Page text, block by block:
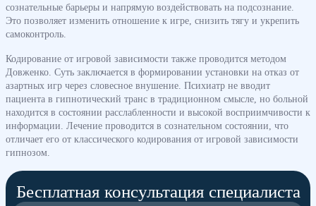
сознательные барьеры и напрямую воздействовать на подсознание.
Это позволяет изменить отношение к игре, снизить тягу и укрепить
самоконтроль.
Кодирование от игровой зависимости также проводится методом
Довженко. Суть заключается в формировании установки на отказ от
азартных игр через словесное внушение. Психиатр не вводит
пациента в гипнотический транс в традиционном смысле, но больной
находится в состоянии расслабленности и высокой восприимчивости к
информации. Лечение проводится в сознательном состоянии, что
отличает его от классического кодирования от игровой зависимости
гипнозом.
Бесплатная консультация специалиста